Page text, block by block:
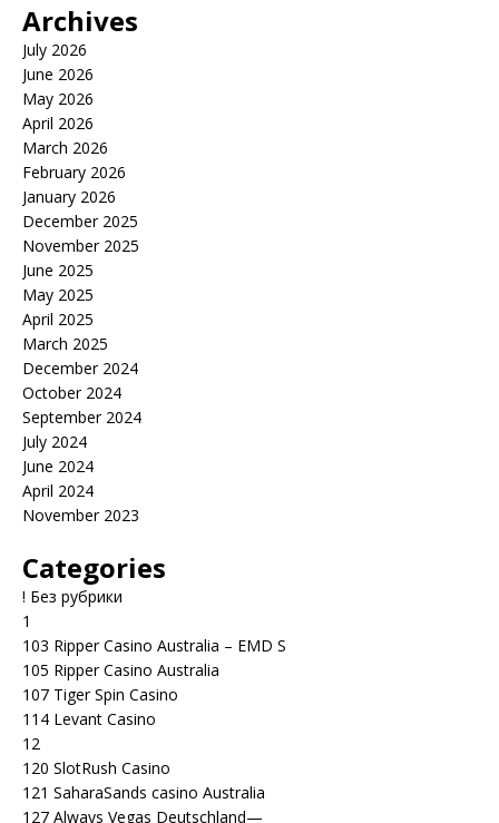
Archives
July 2026
June 2026
May 2026
April 2026
March 2026
February 2026
January 2026
December 2025
November 2025
June 2025
May 2025
April 2025
March 2025
December 2024
October 2024
September 2024
July 2024
June 2024
April 2024
November 2023
Categories
! Без рубрики
1
103 Ripper Casino Australia – EMD S
105 Ripper Casino Australia
107 Tiger Spin Casino
114 Levant Casino
12
120 SlotRush Casino
121 SaharaSands casino Australia
127 Always Vegas Deutschland—